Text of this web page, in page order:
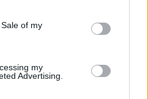
purposes in below Google
of my
my
Advertising.
ασθενοφόρο όχημα
στο Πολυδύναμο
της.